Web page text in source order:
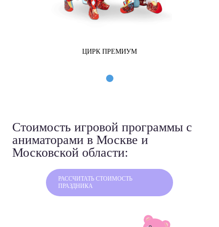
ЦИРК ПРЕМИУМ
Стоимость игровой программы с
аниматорами в Москве и
Московской области:
РАССЧИТАТЬ СТОИМОСТЬ
ПРАЗДНИКА